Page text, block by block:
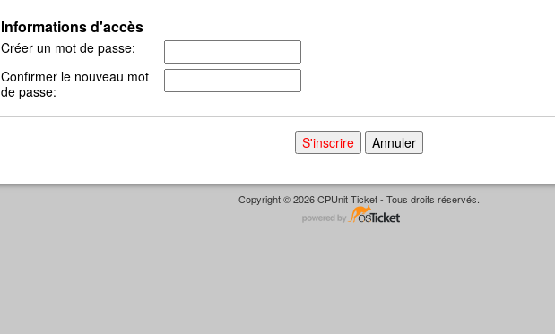
Informations d'accès
Créer un mot de passe:
Confirmer le nouveau mot
de passe:
Copyright © 2026 CPUnit Ticket - Tous droits réservés.